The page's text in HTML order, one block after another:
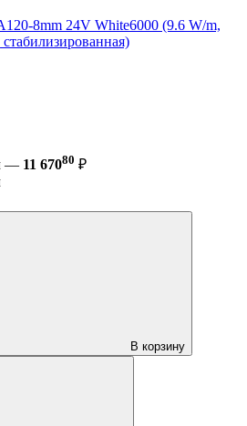
8mm 24V White6000 (9.6 W/m,
— 11 67080 ₽
В корзину